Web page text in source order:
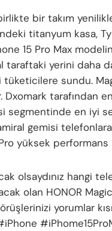
bir takım
titanyum kasa,
15 Pro Max
taraftaki yerini daha
tüketicilere sundu.
Dxomark tarafından
segmentinde en iyi
gemisi
yüksek performans
olsaydınız hangi
olan HONOR
yorumlar